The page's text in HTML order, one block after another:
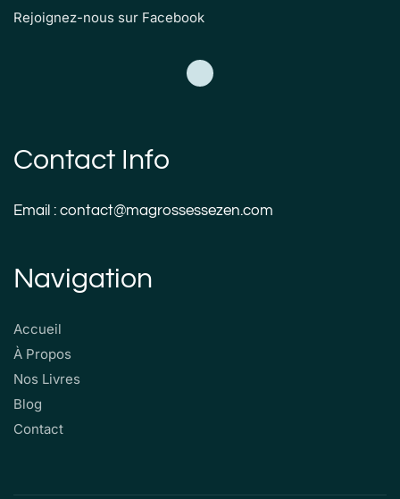
Rejoignez-nous sur Facebook
Contact Info
Email : contact@magrossessezen.com
Navigation
Accueil
À Propos
Nos Livres
Blog
Contact